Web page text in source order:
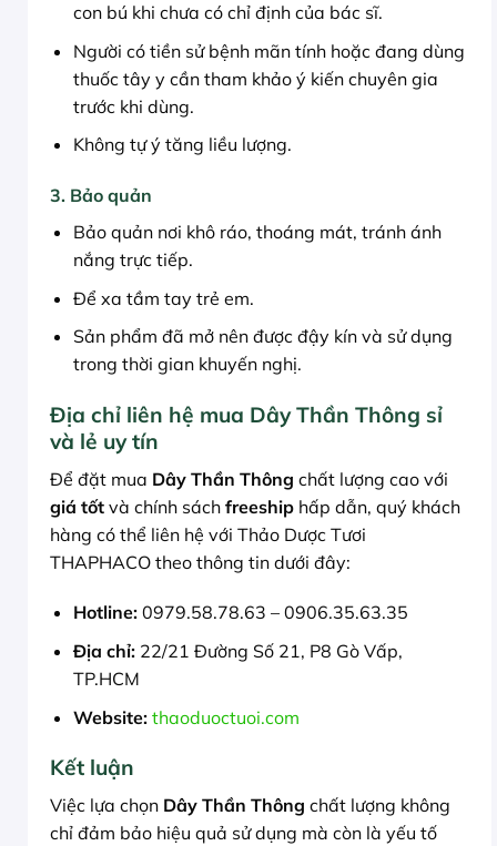
con bú khi chưa có chỉ định của bác sĩ.
Người có tiền sử bệnh mãn tính hoặc đang dùng
thuốc tây y cần tham khảo ý kiến chuyên gia
trước khi dùng.
Không tự ý tăng liều lượng.
3. Bảo quản
Bảo quản nơi khô ráo, thoáng mát, tránh ánh
nắng trực tiếp.
Để xa tầm tay trẻ em.
Sản phẩm đã mở nên được đậy kín và sử dụng
trong thời gian khuyến nghị.
Địa chỉ liên hệ mua Dây Thần Thông sỉ
và lẻ uy tín
Để đặt mua Dây Thần Thông chất lượng cao với
giá tốt và chính sách freeship hấp dẫn, quý khách
hàng có thể liên hệ với Thảo Dược Tươi
THAPHACO theo thông tin dưới đây:
Hotline:0979.58.78.63 – 0906.35.63.35
Địa chỉ:22/21 Đường Số 21, P8 Gò Vấp,
TP.HCM
Website: thaoduoctuoi.com
Kết luận
Việc lựa chọn Dây Thần Thông chất lượng không
chỉ đảm bảo hiệu quả sử dụng mà còn là yếu tố